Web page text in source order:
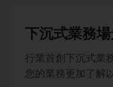
下沉式業務
行業首創下沉式業
您的業務更加了解